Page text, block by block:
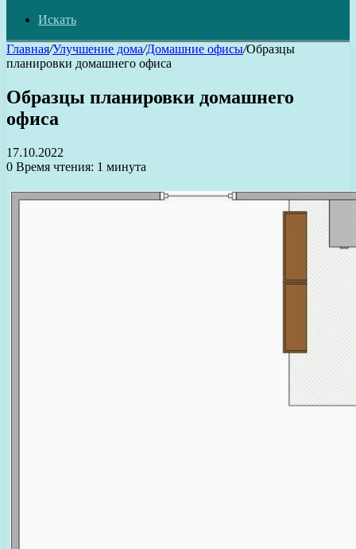
Искать
Главная/Улучшение дома/Домашние офисы/Образцы
планировки домашнего офиса
Образцы планировки домашнего
офиса
17.10.2022
0 Время чтения: 1 минута